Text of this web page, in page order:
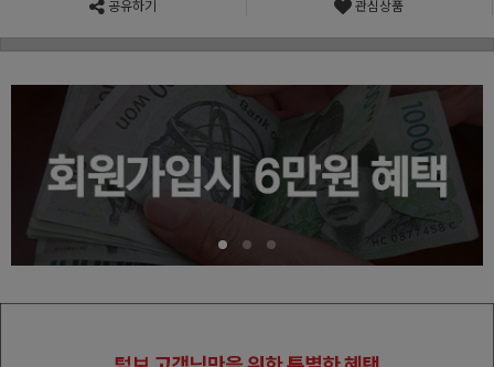
공유하기 관심상품